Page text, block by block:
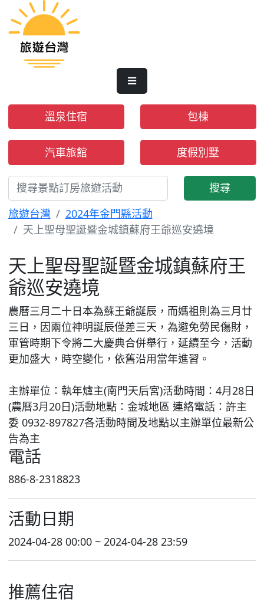
溫泉住宿 包棟
汽車旅館 度假別墅
搜尋
旅遊台灣
2024年金門縣活動
天上聖母聖誕暨金城鎮蘇府王爺巡安遶境
天上聖母聖誕暨金城鎮蘇府王
爺巡安遶境
農曆三月二十日本為蘇王爺誕辰，而媽祖則為三月廿
三日，因兩位神明誕辰僅差三天，為避免勞民傷財，
軍管時期下令將二大慶典合併舉行，延續至今，活動
更加盛大，時空變化，依舊沿用當年進習。
主辦單位：執年爐主(南門天后宮)活動時間：4月28日
(農曆3月20日)活動地點：金城地區 連絡電話：許主
委 0932-897827各活動時間及地點以主辦單位最新公
告為主
電話
886-8-2318823
活動日期
2024-04-28 00:00 ~ 2024-04-28 23:59
推薦住宿